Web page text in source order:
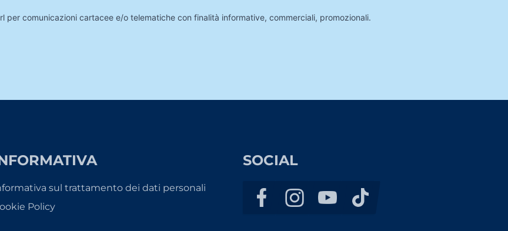
comunicazioni cartacee e/o telematiche con finalità informative, commerciali, promozionali.
sul trattamento dei dati personali
Policy
SOCIAL